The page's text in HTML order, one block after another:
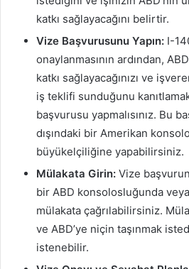
katkı sağlayacağını belirtir.
Vize Başvurusunu Yapın: I-
onaylanmasının ardından,
katkı sağlayacağınızı ve
iş teklifi sunduğunu
başvurusu yapmalısınız. Bu
dışındaki bir Amerikan
büyükelçiliğine yapabilirsiniz.
Mülakata Girin: Vize
bir ABD konsolosluğunda
mülakata çağrılabilirsiniz.
ve ABD’ye niçin taşınmak
istenebilir.